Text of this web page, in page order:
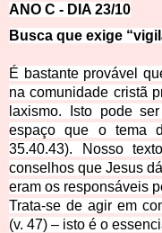
ANO C - DIA 23/10
Busca que exige “vi
É bastante provável
na comunidade cristã
laxismo. Isto pode
espaço que o tema
35.40.43). Nosso
conselhos que Jesus
eram os responsáveis
Trata-se de agir em
(v. 47) – isto é o